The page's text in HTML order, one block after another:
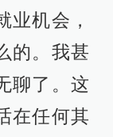
业机会，
的。我甚
聊了。这
在任何其